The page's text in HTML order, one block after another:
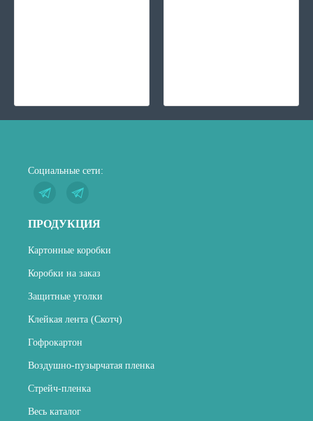
Социальные сети:
ПРОДУКЦИЯ
Картонные коробки
Коробки на заказ
Защитные уголки
Клейкая лента (Скотч)
Гофрокартон
Воздушно-пузырчатая пленка
Стрейч-пленка
Весь каталог